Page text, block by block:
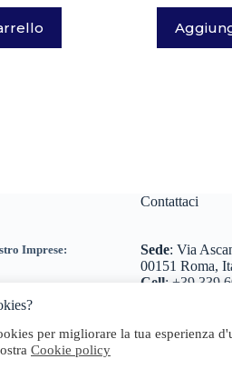
Imprese:
Contattaci
Sede:Via
00151 Roma,
Cell:+39 339
Email:
per migliorare la tua esperienza
Cookie policy